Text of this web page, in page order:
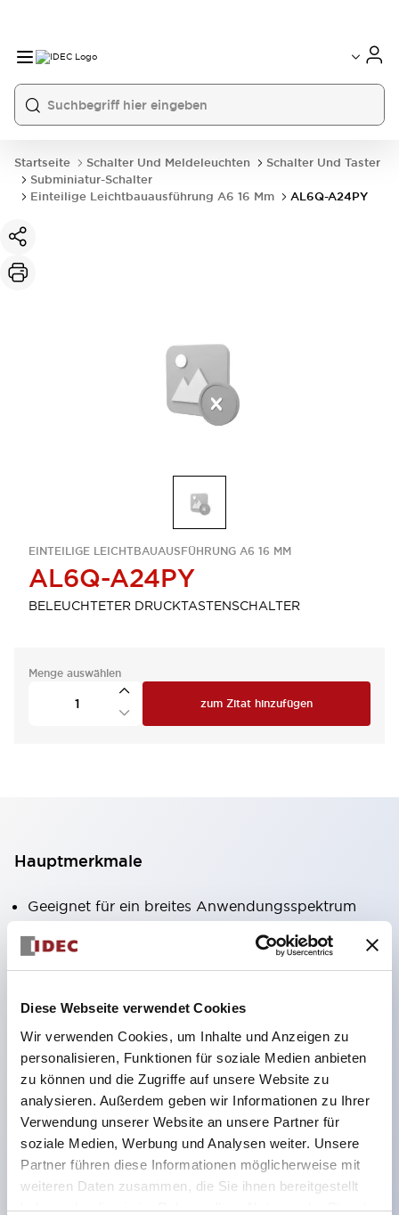
Diese Webseite verwendet Cookies
Wir verwenden Cookies, um Inhalte und Anzeigen zu
personalisieren, Funktionen für soziale Medien anbieten
zu können und die Zugriffe auf unsere Website zu
analysieren. Außerdem geben wir Informationen zu Ihrer
Verwendung unserer Website an unsere Partner für
soziale Medien, Werbung und Analysen weiter. Unsere
Partner führen diese Informationen möglicherweise mit
weiteren Daten zusammen, die Sie ihnen bereitgestellt
haben oder die sie im Rahmen Ihrer Nutzung der Dienste
Startseite Schalter Und Meldeleuchten
Schalter Und Taster
Subminiatur-Schalter
Einteilige Leichtbauausführung A6 16 Mm
AL6Q-A24PY
EINTEILIGE LEICHTBAUAUSFÜHRUNG A6 16 MM
AL6Q-A24PY
BELEUCHTETER DRUCKTASTENSCHALTER
Menge auswählen
zum Zitat hinzufügen
Hauptmerkmale
Geeignet für ein breites Anwendungsspektrum
von der Konsumelektronik bis zum FA-Bereich
LED-Beleuchtungseinheit mit integriertem
LED-Lampenkörper
Schutzarten IP40 und IP65 vollständig verfügbar
(IEC 60529)
UL- und CSA-zertifiziert. Entspricht EN (Europa)
Normen. CCC-zertifiziert (außer Anzeigeleuchten).
Mit speziellem Zubehör leicht auf Φ22 Flash-
Silhouette umstellbar